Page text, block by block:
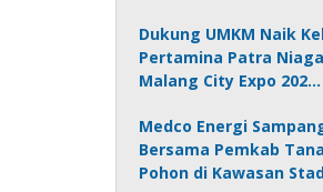
Dukung UMKM Naik
Pertamina Patra
Malang City Expo 202…
Medco Energi
Bersama Pemkab
Pohon di Kawasan